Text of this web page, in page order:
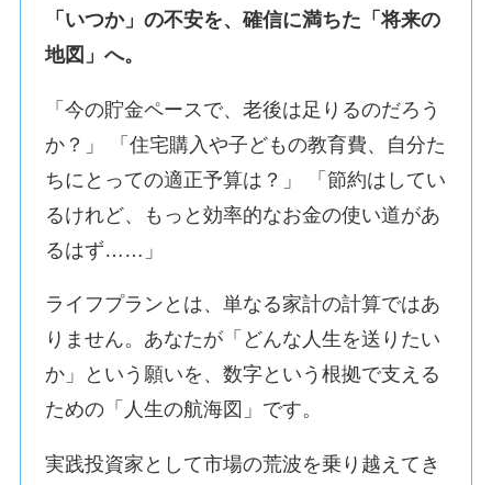
「いつか」の不安を、確信に満ちた「将来の
地図」へ。
「今の貯金ペースで、老後は足りるのだろう
か？」 「住宅購入や子どもの教育費、自分た
ちにとっての適正予算は？」 「節約はしてい
るけれど、もっと効率的なお金の使い道があ
るはず……」
ライフプランとは、単なる家計の計算ではあ
りません。あなたが「どんな人生を送りたい
か」という願いを、数字という根拠で支える
ための「人生の航海図」です。
実践投資家として市場の荒波を乗り越えてき